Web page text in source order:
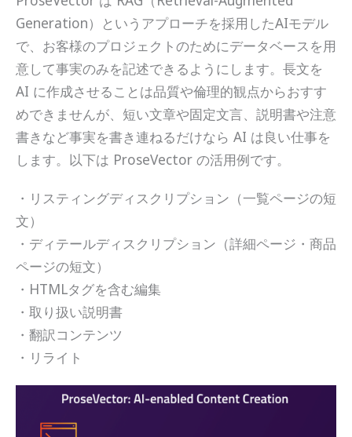
Generation）というアプローチを採用したAIモデル
で、お客様のプロジェクトのためにデータベースを用
意して事実のみを記述できるようにします。長文を
AI に作成させることは品質や倫理的観点からおすす
めできませんが、短い文章や固定文言、説明書や注意
書きなど事実を書き連ねるだけなら AI は良い仕事を
します。以下は ProseVector の活用例です。
・リスティングディスクリプション（一覧ページの短
文）
・ディテールディスクリプション（詳細ページ・商品
ページの短文）
・HTMLタグを含む編集
・取り扱い説明書
・翻訳コンテンツ
・リライト